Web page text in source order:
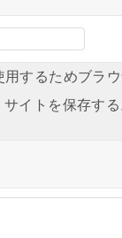
するためブラ
イトを保存する